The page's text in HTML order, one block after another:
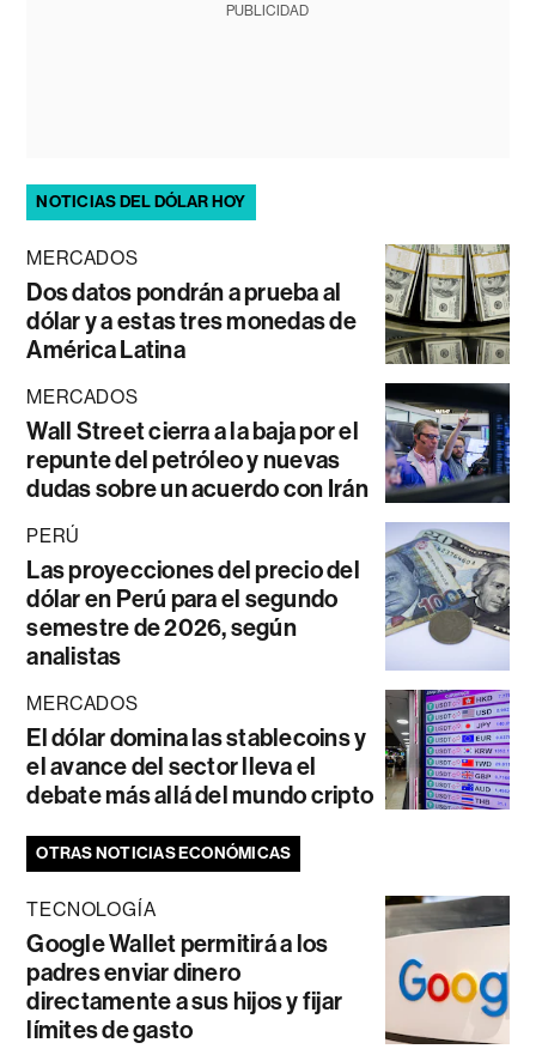
PUBLICIDAD
NOTICIAS DEL DÓLAR HOY
MERCADOS
Dos datos pondrán a prueba al
dólar y a estas tres monedas de
América Latina
MERCADOS
Wall Street cierra a la baja por el
repunte del petróleo y nuevas
dudas sobre un acuerdo con Irán
PERÚ
Las proyecciones del precio del
dólar en Perú para el segundo
semestre de 2026, según
analistas
MERCADOS
El dólar domina las stablecoins y
el avance del sector lleva el
debate más allá del mundo cripto
OTRAS NOTICIAS ECONÓMICAS
TECNOLOGÍA
Google Wallet permitirá a los
padres enviar dinero
directamente a sus hijos y fijar
límites de gasto